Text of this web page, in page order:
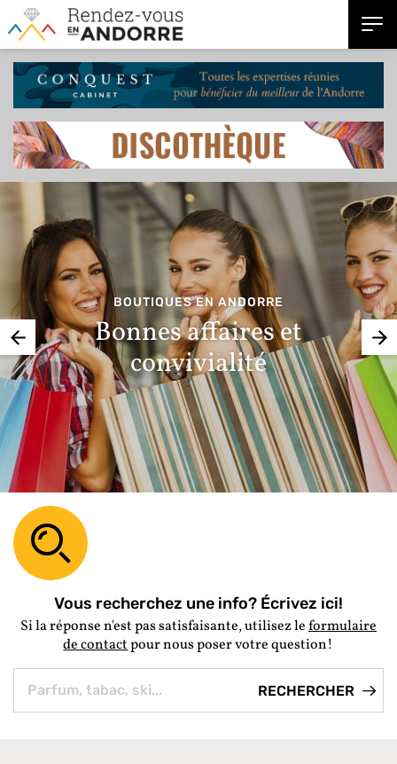
BOUTIQUES EN ANDORRE
Bonnes affaires et
convivialité
Vous recherchez une info? Écrivez ici!
Si la réponse n'est pas satisfaisante, utilisez leformulaire
de contactpour nous poser votre question!